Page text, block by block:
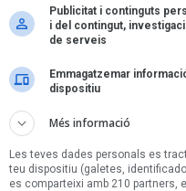
Andreu Jazz Band– va
amb
Magalí Datzira
totes quatre han
Publicitat i continguts
i del contingut,
de serveis
Emmagatzemar
dispositiu
Més informació
Les teves dades personals es
teu dispositiu (galetes,
es comparteixi amb 210 partners,